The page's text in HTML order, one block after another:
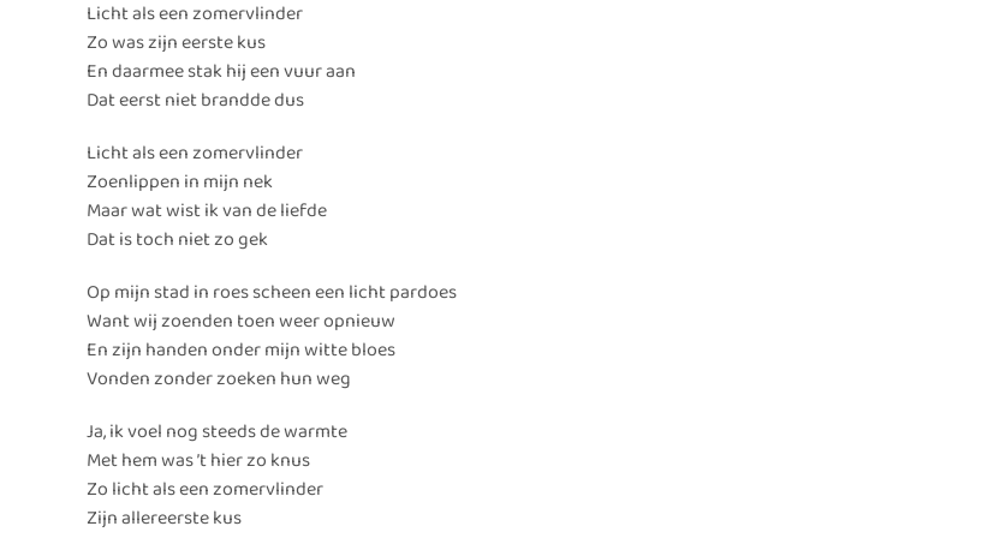
Licht als een zomervlinder
Zo was zijn eerste kus
En daarmee stak hij een vuur aan
Dat eerst niet brandde dus
Licht als een zomervlinder
Zoenlippen in mijn nek
Maar wat wist ik van de liefde
Dat is toch niet zo gek
Op mijn stad in roes scheen een licht pardoes
Want wij zoenden toen weer opnieuw
En zijn handen onder mijn witte bloes
Vonden zonder zoeken hun weg
Ja, ik voel nog steeds de warmte
Met hem was ’t hier zo knus
Zo licht als een zomervlinder
Zijn allereerste kus